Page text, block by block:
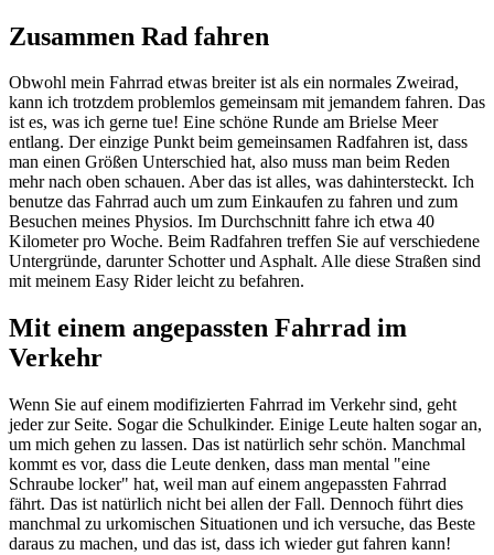
Zusammen Rad fahren
Obwohl mein Fahrrad etwas breiter ist als ein normales Zweirad,
kann ich trotzdem problemlos gemeinsam mit jemandem fahren. Das
ist es, was ich gerne tue! Eine schöne Runde am Brielse Meer
entlang. Der einzige Punkt beim gemeinsamen Radfahren ist, dass
man einen Größen Unterschied hat, also muss man beim Reden
mehr nach oben schauen. Aber das ist alles, was dahintersteckt. Ich
benutze das Fahrrad auch um zum Einkaufen zu fahren und zum
Besuchen meines Physios. Im Durchschnitt fahre ich etwa 40
Kilometer pro Woche. Beim Radfahren treffen Sie auf verschiedene
Untergründe, darunter Schotter und Asphalt. Alle diese Straßen sind
mit meinem Easy Rider leicht zu befahren.
Mit einem angepassten Fahrrad im
Verkehr
Wenn Sie auf einem modifizierten Fahrrad im Verkehr sind, geht
jeder zur Seite. Sogar die Schulkinder. Einige Leute halten sogar an,
um mich gehen zu lassen. Das ist natürlich sehr schön. Manchmal
kommt es vor, dass die Leute denken, dass man mental "eine
Schraube locker" hat, weil man auf einem angepassten Fahrrad
fährt. Das ist natürlich nicht bei allen der Fall. Dennoch führt dies
manchmal zu urkomischen Situationen und ich versuche, das Beste
daraus zu machen, und das ist, dass ich wieder gut fahren kann!